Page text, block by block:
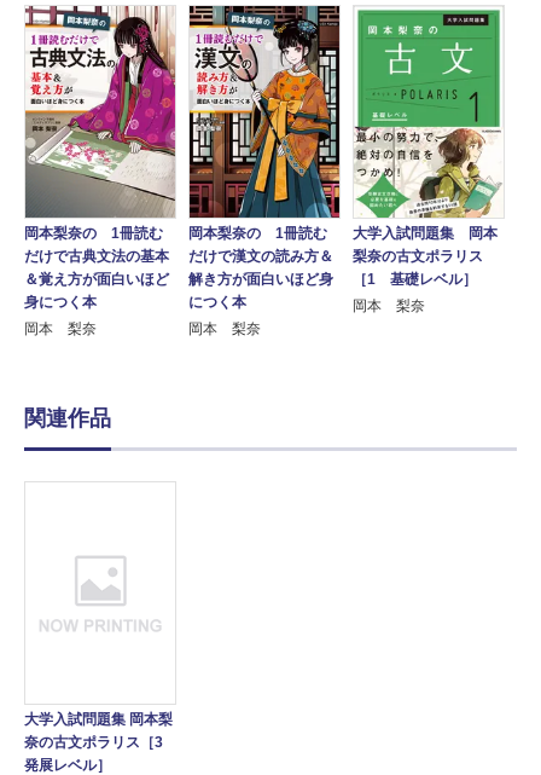
岡本梨奈の 1冊読む
だけで古典文法の基本
＆覚え方が面白いほど
身につく本
岡本 梨奈
岡本梨奈の 1冊読む
だけで漢文の読み方＆
解き方が面白いほど身
につく本
岡本 梨奈
大学入試問題集 岡本
梨奈の古文ポラリス
［1 基礎レベル］
岡本 梨奈
関連作品
大学入試問題集 岡本梨
奈の古文ポラリス［3
発展レベル］